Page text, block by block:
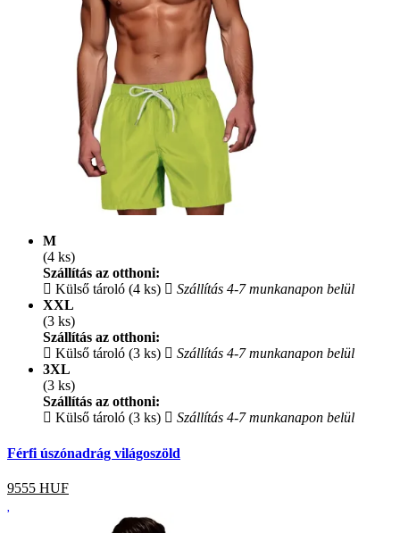
M
(4 ks)
Szállítás az otthoni:
Külső tároló (4 ks)
Szállítás 4-7 munkanapon belül
XXL
(3 ks)
Szállítás az otthoni:
Külső tároló (3 ks)
Szállítás 4-7 munkanapon belül
3XL
(3 ks)
Szállítás az otthoni:
Külső tároló (3 ks)
Szállítás 4-7 munkanapon belül
Férfi úszónadrág világoszöld
9555 HUF